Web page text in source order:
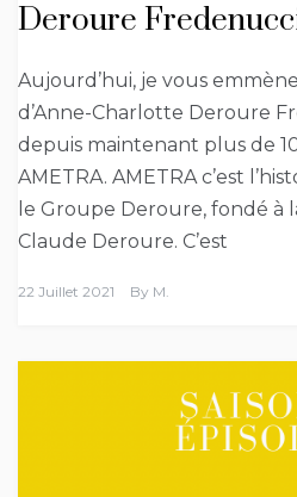
Deroure
Aujourd’hui, je vous
d’Anne-Charlotte Deroure
depuis maintenant plus de
AMETRA. AMETRA c’est
le Groupe Deroure, fondé à
Claude Deroure. C’est
22 Juillet 2021 By M.